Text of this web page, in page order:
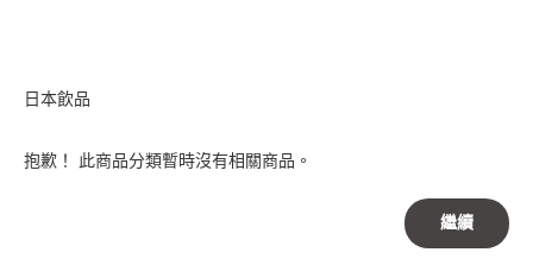
日本飲品
抱歉！ 此商品分類暫時沒有相關商品。
繼續